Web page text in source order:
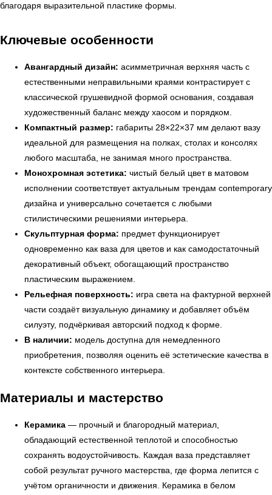
благодаря выразительной пластике формы.
Ключевые особенности
Авангардный дизайн: асимметричная верхняя часть с
естественными неправильными краями контрастирует с
классической грушевидной формой основания, создавая
художественный баланс между хаосом и порядком.
Компактный размер: габариты 28×22×37 мм делают вазу
идеальной для размещения на полках, столах и консолях
любого масштаба, не занимая много пространства.
Монохромная эстетика: чистый белый цвет в матовом
исполнении соответствует актуальным трендам contemporary
дизайна и универсально сочетается с любыми
стилистическими решениями интерьера.
Скульптурная форма: предмет функционирует
одновременно как ваза для цветов и как самодостаточный
декоративный объект, обогащающий пространство
пластическим выражением.
Рельефная поверхность: игра света на фактурной верхней
части создаёт визуальную динамику и добавляет объём
силуэту, подчёркивая авторский подход к форме.
В наличии: модель доступна для немедленного
приобретения, позволяя оценить её эстетические качества в
контексте собственного интерьера.
Материалы и мастерство
Керамика — прочный и благородный материал,
обладающий естественной теплотой и способностью
сохранять водоустойчивость. Каждая ваза представляет
собой результат ручного мастерства, где форма лепится с
учётом органичности и движения. Керамика в белом
← Вернуться на предыдущую страницу
УЗНАТЬ ПОДРОБНЕЕ